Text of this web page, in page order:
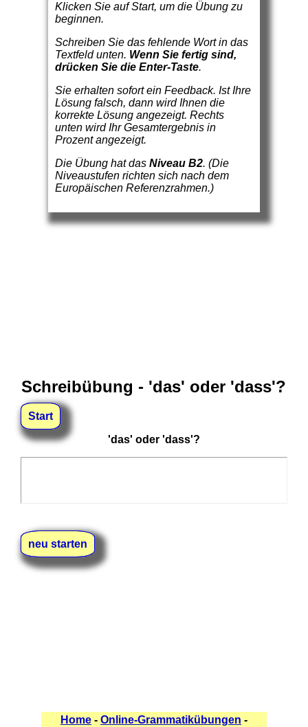
Klicken Sie auf Start, um die Übung zu
beginnen.
Schreiben Sie das fehlende Wort in das
Textfeld unten. Wenn Sie fertig sind,
drücken Sie die Enter-Taste.
Sie erhalten sofort ein Feedback. Ist Ihre
Lösung falsch, dann wird Ihnen die
korrekte Lösung angezeigt. Rechts
unten wird Ihr Gesamtergebnis in
Prozent angezeigt.
Die Übung hat das Niveau B2. (Die
Niveaustufen richten sich nach dem
Europäischen Referenzrahmen.)
Schreibübung - 'das' oder 'dass'?
Start
'das' oder 'dass'?
neu starten
Home- Online-Grammatikübungen -